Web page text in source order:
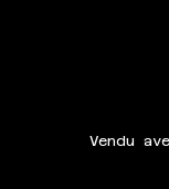
Vendu